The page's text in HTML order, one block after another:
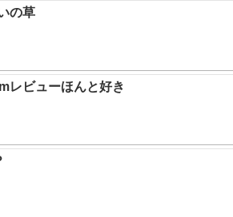
の草
レビューほんと好き